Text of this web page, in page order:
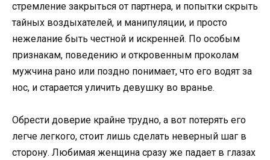
стремление закрыться от партнера, и попытки скрыть
тайных воздыхателей, и манипуляции, и просто
нежелание быть честной и искренней. По особым
признакам, поведению и откровенным проколам
мужчина рано или поздно понимает, что его водят за
нос, и старается уличить девушку во вранье.
Обрести доверие крайне трудно, а вот потерять его
легче легкого, стоит лишь сделать неверный шаг в
сторону. Любимая женщина сразу же падает в глазах